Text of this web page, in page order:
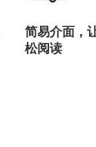
简易介面，
松阅读